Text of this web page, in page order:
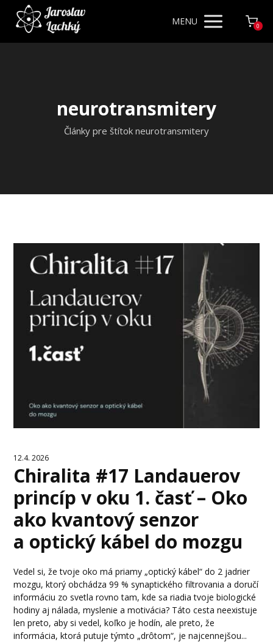
MENU 0
neurotransmitery
Články pre štítok neurotransmitery
12.4. 2026
Chiralita #17 Landauerov
princíp v oku 1. časť – Oko
ako kvantový senzor
a optický kábel do mozgu
Vedel si, že tvoje oko má priamy „optický kábel“ do 2 jadrier
mozgu, ktorý obchádza 99 % synaptického filtrovania a doručí
informáciu zo svetla rovno tam, kde sa riadia tvoje biologické
hodiny aj nálada, myslenie a motivácia? Táto cesta neexistuje
len preto, aby si vedel, koľko je hodín, ale preto, že
informácia, ktorá putuje týmto „drôtom“, je najcennejšou...